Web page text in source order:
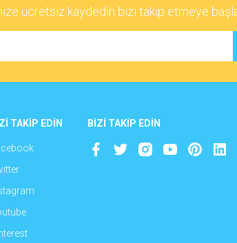
Yorum Yaz
ücretsiz kaydedin bizi takip etmeye
TAKİP EDİN BİZİ TAKİP EDİN